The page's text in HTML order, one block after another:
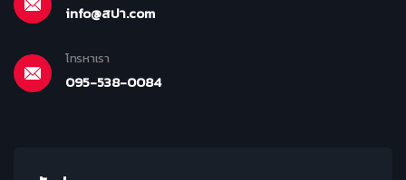
info@สปา.com
โทรหาเรา
095-538-0084